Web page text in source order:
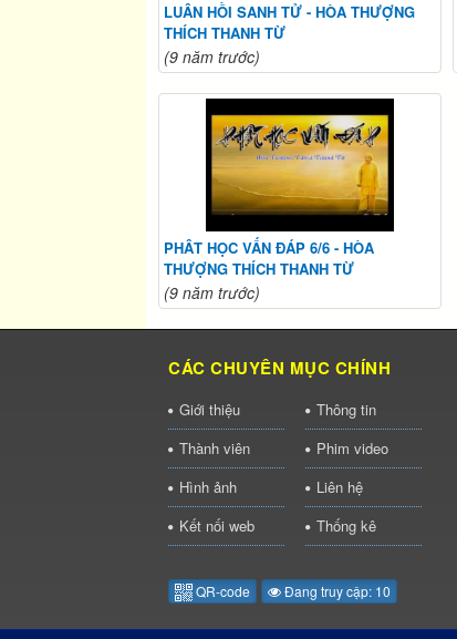
LUÂN HỒI SANH TỬ - HÒA THƯỢNG
THÍCH THANH TỪ
(9 năm trước)
PHÂT HỌC VẤN ĐÁP 6/6 - HÒA
THƯỢNG THÍCH THANH TỪ
(9 năm trước)
CÁC CHUYÊN MỤC CHÍNH
Giới thiệu
Thông tin
Thành viên
Phim video
Hình ảnh
Liên hệ
Kết nối web
Thống kê
QR-code Đang truy cập: 10